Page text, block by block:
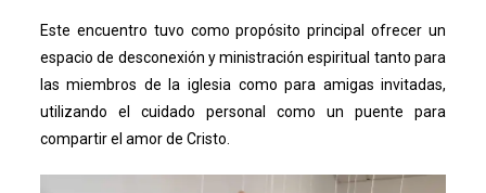
Este encuentro tuvo como propósito principal ofrecer un
espacio de desconexión y ministración espiritual tanto para
las miembros de la iglesia como para amigas invitadas,
utilizando el cuidado personal como un puente para
compartir el amor de Cristo.